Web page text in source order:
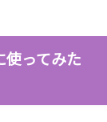
使ってみた